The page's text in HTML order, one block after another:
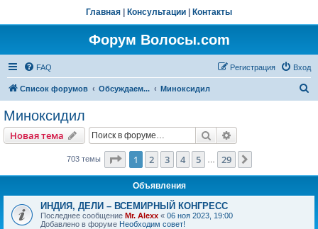
Главная Консультации Контакты
Форум Волосы.com
FAQ Вход
Регистрация
Список форумов Обсуждаем... Миноксидил
Миноксидил
Новая тема Поиск
703 темы Страница из 29
1 2 3 4 5 29
Объявления
ИНДИЯ, ДЕЛИ – ВСЕМИРНЫЙ КОНГРЕСС
Последнее сообщение Mr. Alexx « 06 ноя 2023, 19:00
Добавлено в форуме Необходим совет!